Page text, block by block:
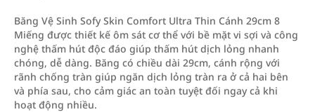
Băng Vệ Sinh Sofy Skin Comfort Ultra Thin Cánh 29cm 8
Miếng được thiết kế ôm sát cơ thể với bề mặt vi sợi và công
nghệ thấm hút độc đáo giúp thấm hút dịch lỏng nhanh
chóng, dễ dàng. Băng có chiều dài 29cm, cánh rộng với
rãnh chống tràn giúp ngăn dịch lỏng tràn ra ở cả hai bên
và phía sau, cho cảm giác an toàn tuyệt đối ngay cả khi
hoạt động nhiều.